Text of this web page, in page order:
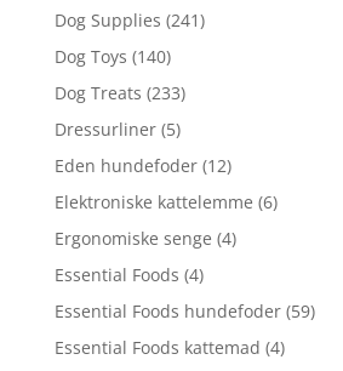
Dog Supplies (241)
Dog Toys (140)
Dog Treats (233)
Dressurliner (5)
Eden hundefoder (12)
Elektroniske kattelemme (6)
Ergonomiske senge (4)
Essential Foods (4)
Essential Foods hundefoder (59)
Essential Foods kattemad (4)